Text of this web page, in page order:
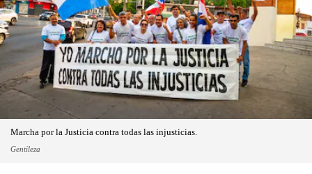
Marcha por la Justicia contra todas las injusticias.
Gentileza